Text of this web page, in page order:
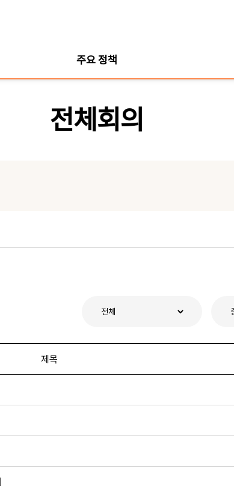
주요 정책
전체회의
제목